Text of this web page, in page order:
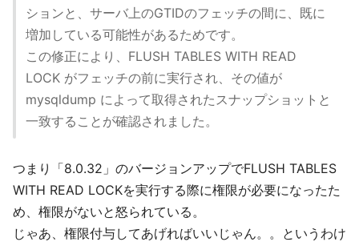
ションと、サーバ上のGTIDのフェッチの間に、既に
増加している可能性があるためです。
この修正により、FLUSH TABLES WITH READ
LOCK がフェッチの前に実行され、その値が
mysqldump によって取得されたスナップショットと
一致することが確認されました。
つまり「8.0.32」のバージョンアップでFLUSH TABLES
WITH READ LOCKを実行する際に権限が必要になったた
め、権限がないと怒られている。
じゃあ、権限付与してあげればいいじゃん。。というわけ